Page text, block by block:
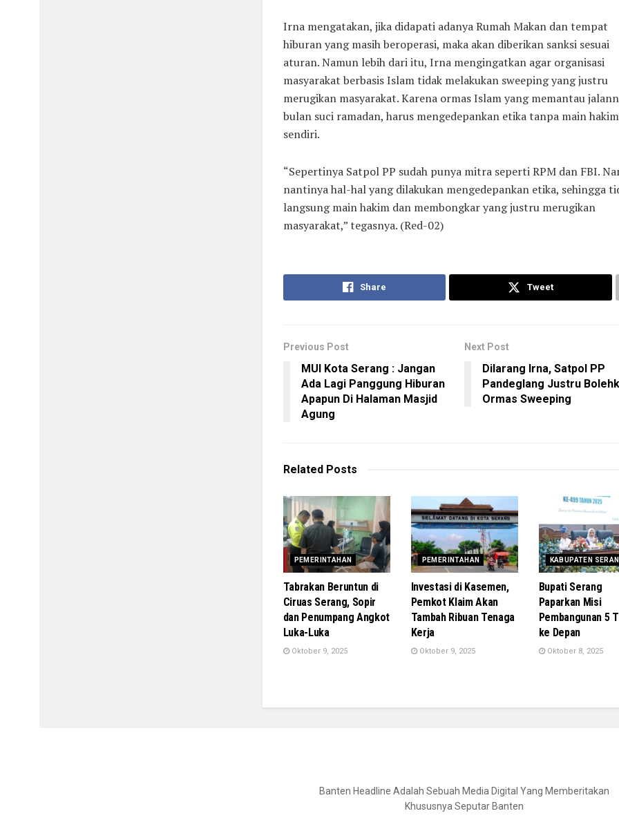
Irna mengatakan, jika didapati adanya Rumah Makan dan tempat
hiburan yang masih beroperasi, maka akan diberikan sanksi sesuai
aturan. Namun lebih dari itu, Irna mengingatkan agar organisasi
masyarakat berbasis Islam tidak melakukan sweeping yang justru
merugikan masyarakat. Karena ormas Islam yang memantau
bulan suci ramadan, harus mengedepankan etika tanpa main hakim
sendiri.
“Sepertinya Satpol PP sudah punya mitra seperti RPM dan FBI.
nantinya hal-hal yang dilakukan mengedepankan etika, sehingga
langsung main hakim dan membongkar yang justru merugikan
masyarakat,” tegasnya. (Red-02)
Share Tweet
Previous Post
MUI Kota Serang : Jangan
Ada Lagi Panggung Hiburan
Apapun Di Halaman Masjid
Agung
Next Post
Dilarang Irna, Satpol PP
Pandeglang Justru
Ormas Sweeping
RelatedPosts
PEMERINTAHAN
Tabrakan Beruntun di
Ciruas Serang, Sopir
dan Penumpang Angkot
Luka-Luka
Oktober 9, 2025
PEMERINTAHAN
Investasi di Kasemen,
Pemkot Klaim Akan
Tambah Ribuan Tenaga
Kerja
Oktober 9, 2025
KABUPATEN
Bupati Serang
Paparkan Misi
Pembangunan 5
ke Depan
Oktober 8, 2025
Banten Headline Adalah Sebuah Media Digital Yang Memberitakan
Khususnya Seputar Banten